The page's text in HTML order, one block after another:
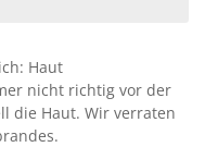
Haut
nicht richtig vor der
die Haut. Wir verraten